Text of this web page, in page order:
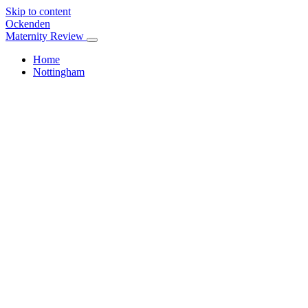
Skip to content
Ockenden
Maternity Review
Home
Nottingham